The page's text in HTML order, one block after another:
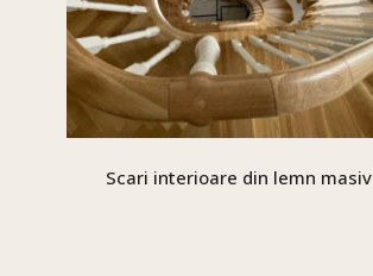
Scari interioare din lemn masiv